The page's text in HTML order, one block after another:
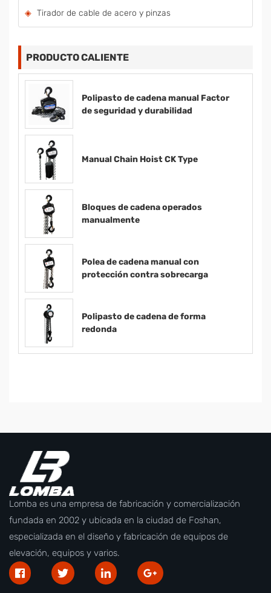
Tirador de cable de acero y pinzas
PRODUCTO CALIENTE
Polipasto de cadena manual Factor
de seguridad y durabilidad
Manual Chain Hoist CK Type
Bloques de cadena operados
manualmente
Polea de cadena manual con
protección contra sobrecarga
Polipasto de cadena de forma
redonda
Lomba es una empresa de fabricación y comercialización
fundada en 2002 y ubicada en la ciudad de Foshan,
especializada en el diseño y fabricación de equipos de
elevación, equipos y varios.